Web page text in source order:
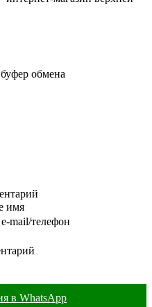
обмена
имя
mail/телефон
в WhatsApp